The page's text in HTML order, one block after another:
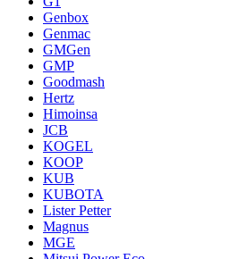
Genbox
Genmac
GMGen
GMP
Goodmash
Hertz
Himoinsa
JCB
KOGEL
KOOP
KUB
KUBOTA
Lister Petter
Magnus
MGE